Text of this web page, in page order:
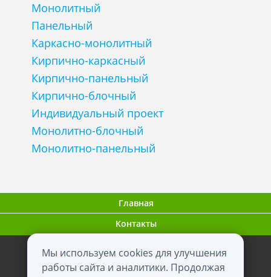
Мы используем cookies для улучшения
работы сайта и аналитики. Продолжая
Монолитный
Панельный
Каркасно-монолитный
Кирпично-каркасный
Кирпично-панельный
Кирпично-блочный
Индивидуальный проект
Монолитно-блочный
Монолитно-панельный
Главная
Контакты
ООО "ВНовостройке.ру"